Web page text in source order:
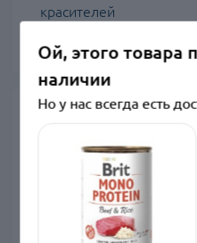
красителей
Характеристики
Основные характеристики
Ой, этого товара
наличии
Но у нас всегда есть